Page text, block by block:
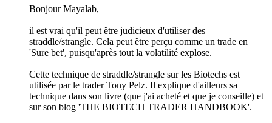
Bonjour Mayalab,
il est vrai qu'il peut être judicieux d'utiliser des
straddle/strangle. Cela peut être perçu comme un trade en
'Sure bet', puisqu'après tout la volatilité explose.
Cette technique de straddle/strangle sur les Biotechs est
utilisée par le trader Tony Pelz. Il explique d'ailleurs sa
technique dans son livre (que j'ai acheté et que je conseille) et
sur son blog 'THE BIOTECH TRADER HANDBOOK'.